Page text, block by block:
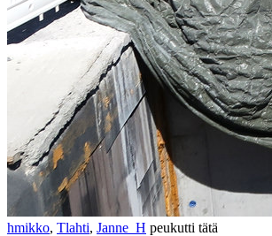
hmikko, Tlahti, Janne_H peukutti tätä